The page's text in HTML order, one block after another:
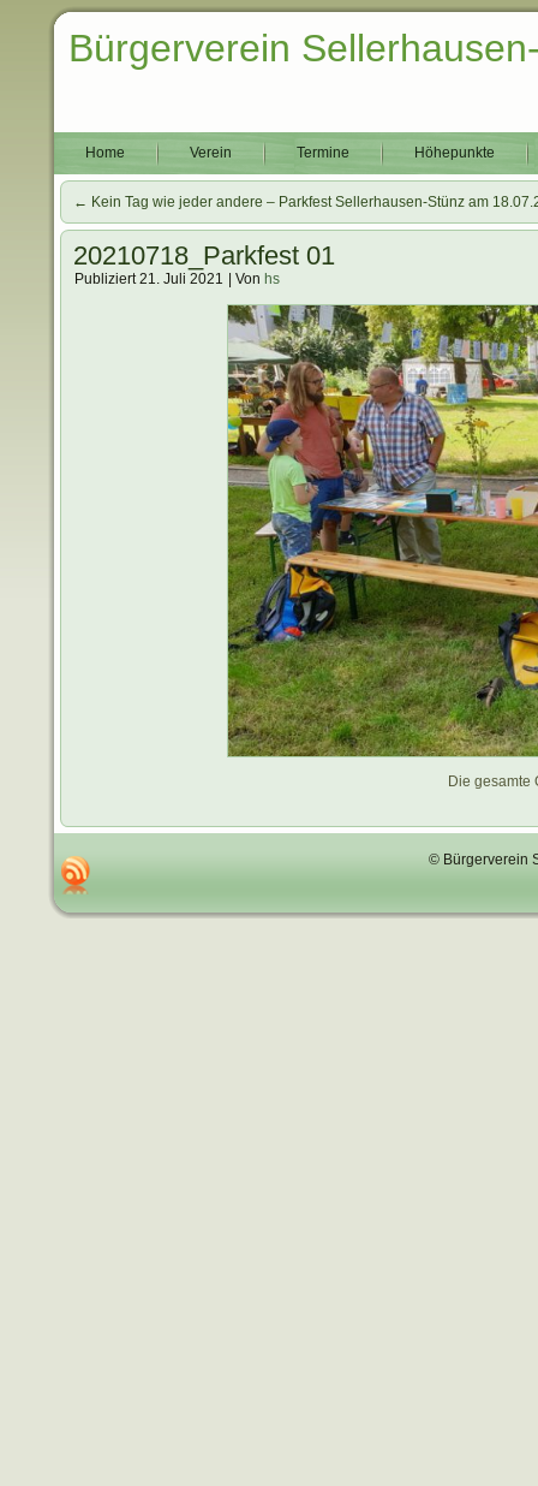
Bürgerverein
Home Verein Termine Höhepunkte
← Kein Tag wie jeder andere – Parkfest Sellerhausen-Stünz am
20210718_Parkfest 01
Publiziert 21. Juli 2021 Von hs
Die gesamte
© Bürgerverein